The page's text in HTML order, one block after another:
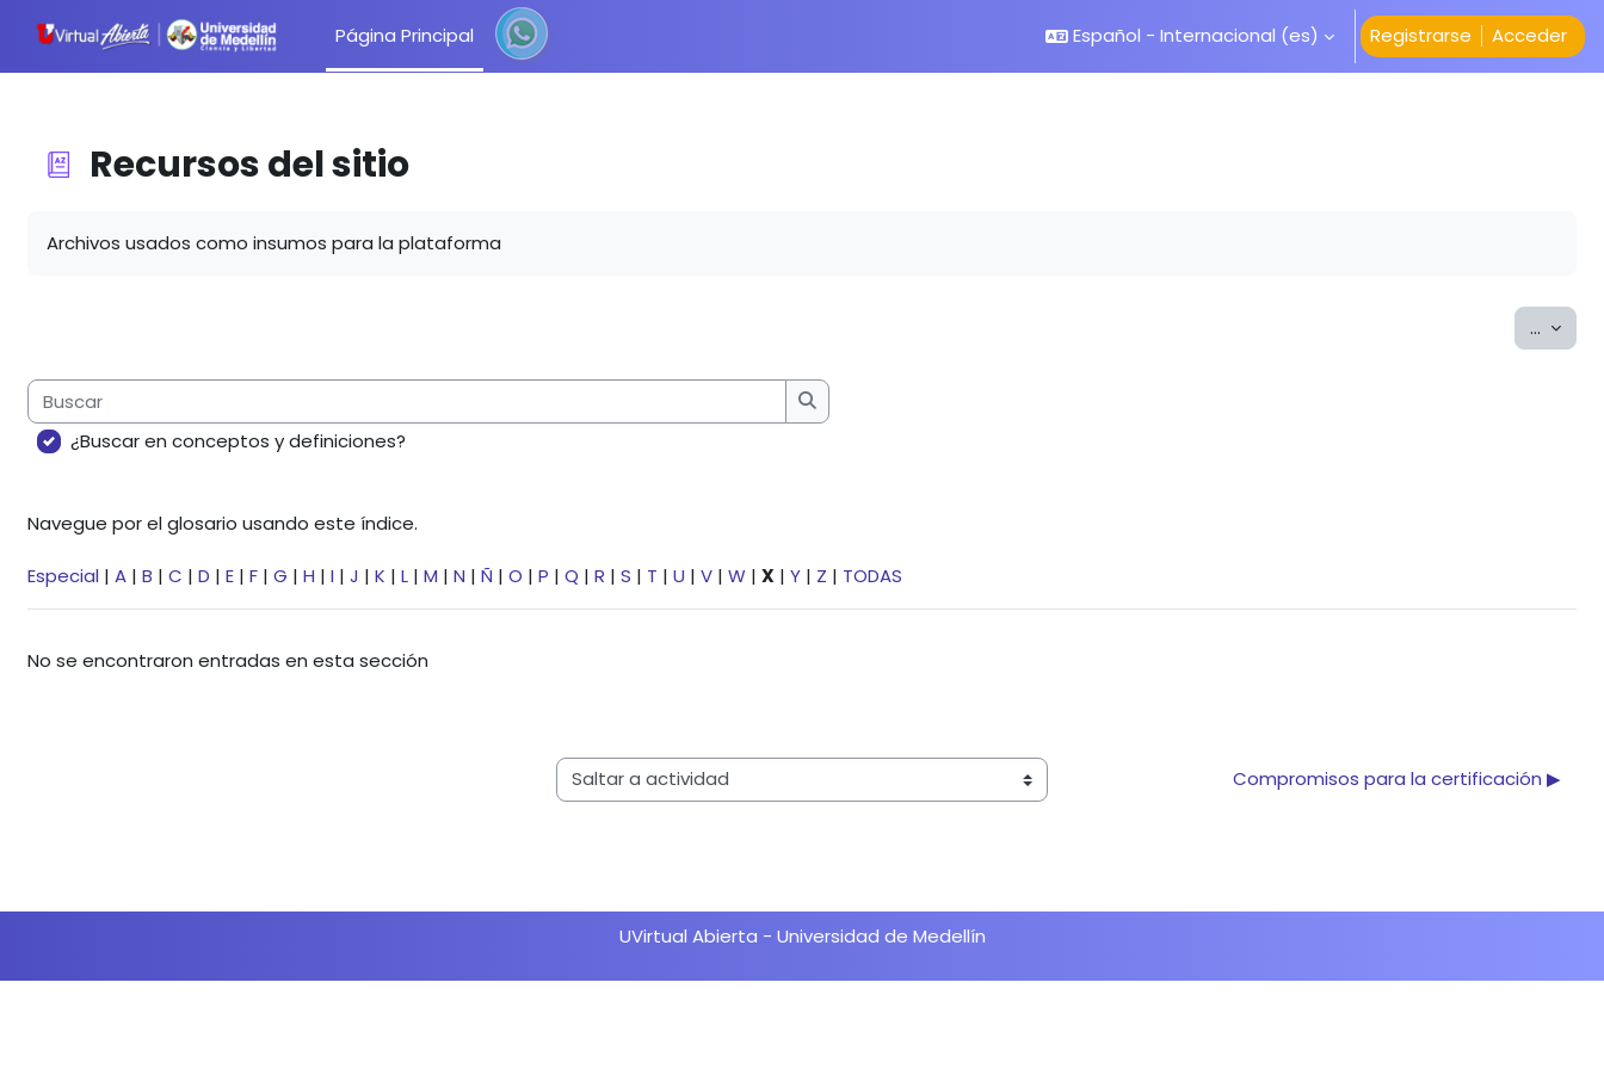
Página Principal
Español - Internacional ‎(es)‎ Registrarse Acceder
Recursos delsitio
Archivos usados como insumos para la plataforma
...
Buscar
Buscar
¿Buscar en conceptos y definiciones?
Navegue por el glosario usando este índice.
Especial | A | B | C | D | E | F | G | H | I | J | K | L | M | N | Ñ | O | P | Q | R | S | T | U | V | W | X | Y | Z | TODAS
No se encontraron entradas en esta sección
Saltar a actividad Compromisos para la certificación ▶︎
UVirtual Abierta - Universidad de Medellín